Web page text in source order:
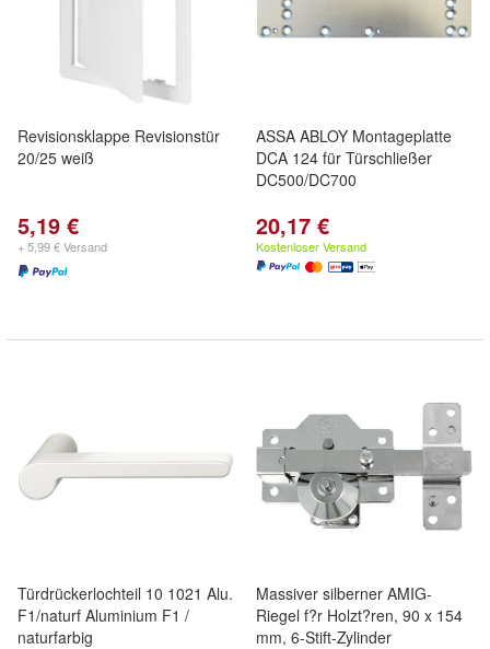
Revisionsklappe Revisionstür
20/25 weiß
5,19 €
+ 5,99 € Versand
ASSA ABLOY Montageplatte
DCA 124 für Türschließer
DC500/DC700
20,17 €
Kostenloser Versand
Türdrückerlochteil 10 1021 Alu.
F1/naturf Aluminium F1 /
naturfarbig
Massiver silberner AMIG-
Riegel f?r Holzt?ren, 90 x 154
mm, 6-Stift-Zylinder